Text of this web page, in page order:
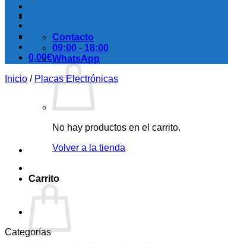
0,00€
No hay productos en el carrito.
Volver a la tienda
Carrito
Contacto
09:00 - 18:00
WhatsApp
Inicio / Placas Electrónicas
Categorías